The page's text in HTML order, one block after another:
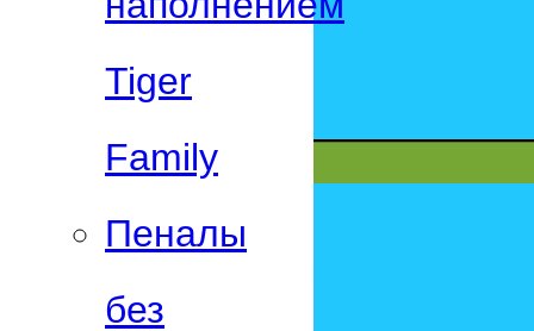
Tiger
Family
Пеналы
без